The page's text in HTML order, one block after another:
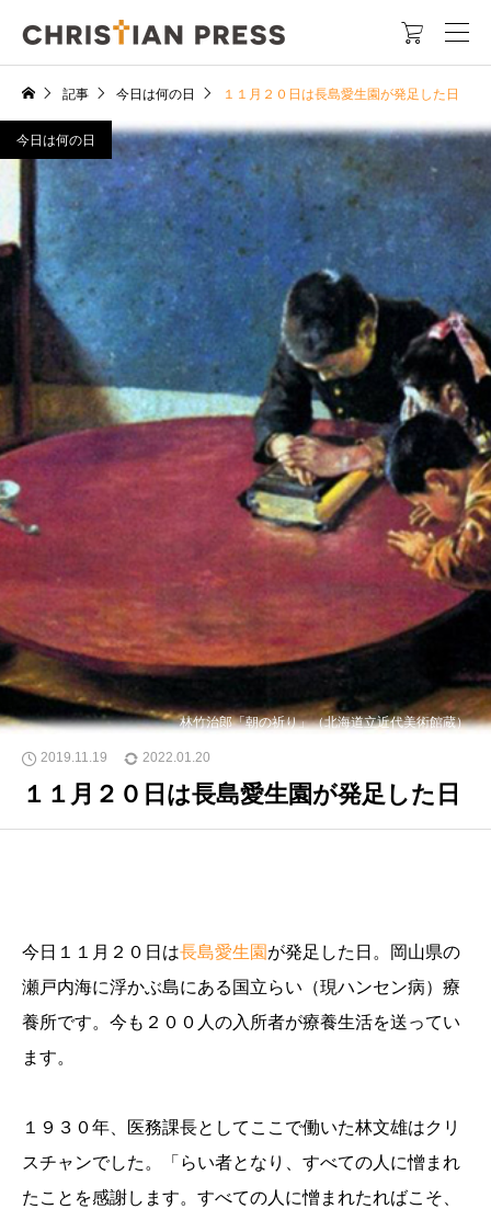

記事 今日は何の日 １１月２０日は長島愛生園が発足した日
林竹治郎「朝の祈り」（北海道立近代美術館蔵）
今日は何の日
2019.11.19 2022.01.20
１１月２０日は長島愛生園が発足した日
今日１１月２０日は長島愛生園 が発足した日。岡山県の
瀬戸内海に浮かぶ島にある国立らい（現ハンセン病）療
養所です。今も２００人の入所者が療養生活を送ってい
ます。
１９３０年、医務課長としてここで働いた林文雄はクリ
スチャンでした。「らい者となり、すべての人に憎まれ
たことを感謝します。すべての人に憎まれたればこそ、